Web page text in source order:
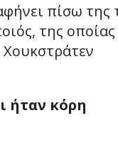
πίσω της
της
ήταν κόρη